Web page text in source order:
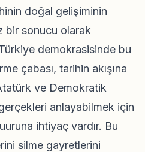
doğal gelişiminin
bir sonucu olarak
demokrasisinde bu
çabası, tarihin akışına
ve Demokratik
anlayabilmek için
ihtiyaç vardır. Bu
silme gayretlerini